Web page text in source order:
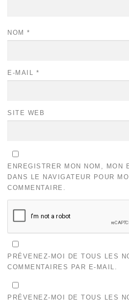
NOM *
E-MAIL *
SITE WEB
ENREGISTRER MON NOM, MON
DANS LE NAVIGATEUR POUR
COMMENTAIRE.
PRÉVENEZ-MOI DE TOUS LES
COMMENTAIRES PAR E-MAIL.
PRÉVENEZ-MOI DE TOUS LES